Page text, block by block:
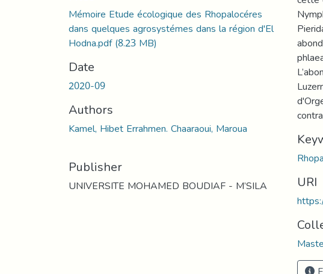
Mémoire Etude écologique des Rhopalocéres
dans quelques agrosystémes dans la région d'El
Hodna.pdf(8.23 MB)
Date
2020-09
Authors
Kamel, Hibet Errahmen. Chaaraoui, Maroua
Publisher
UNIVERSITE MOHAMED BOUDIAF - M’SILA URI